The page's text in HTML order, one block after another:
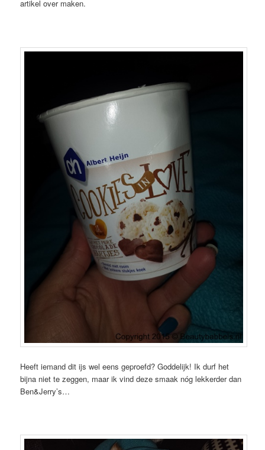
artikel over maken.
Heeft iemand dit ijs wel eens geproefd? Goddelijk! Ik durf het
bijna niet te zeggen, maar ik vind deze smaak nóg lekkerder dan
Ben&Jerry’s…